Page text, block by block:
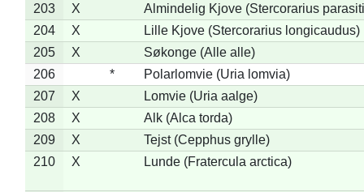
203
X
Almindelig Kjove (Stercorarius
204
X
Lille Kjove (Stercorarius longicaudus)
205
X
Søkonge (Alle alle)
206
*
Polarlomvie (Uria lomvia)
207
X
Lomvie (Uria aalge)
208
X
Alk (Alca torda)
209
X
Tejst (Cepphus grylle)
210
X Lunde (Fratercula arctica)